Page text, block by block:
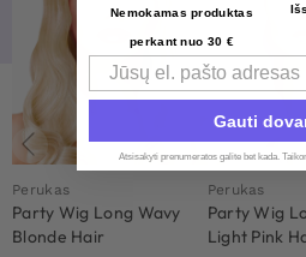
Perukas
Party Wig Long Wavy
Blonde Hair
Perukas
Party Wig
Light Pink
Nemokamas produktas
perkant nuo 30 €
Email
Gauti
Atsisakyti prenumeratos galite bet kada.